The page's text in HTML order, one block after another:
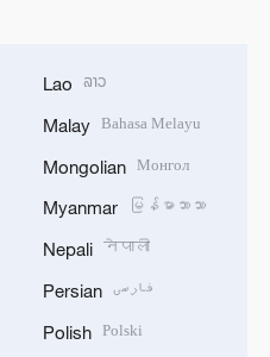
Lao ລາວ
Malay Bahasa Melayu
Mongolian Монгол
Myanmar မြန်မာဘာသာ
Nepali नेपाली
Persian فارسی
Polish Polski